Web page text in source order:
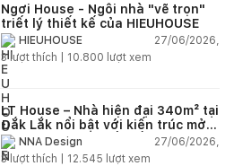
Ngơi House - Ngôi nhà "vẽ trọn"
triết lý thiết kế của HIEUHOUSE
HIEUHOUSE
27/06/2026,
3lượt thích | 10.800 lượt xem
LT House – Nhà hiện đại 340m² tại
Đắk Lắk nổi bật với kiến trúc mở
và hệ sân vườn kết nối thiên
nhiên
NNA Design
27/06/2026,
3lượt thích | 12.545 lượt xem